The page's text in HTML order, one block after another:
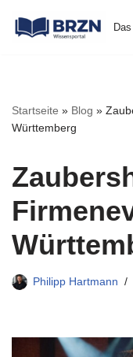
Zum
Startseite » Blog »
Württemberg
Philipp Hartmann